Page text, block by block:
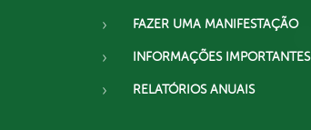
FAZER UMA MANIFESTAÇÃO
INFORMAÇÕES IMPORTANTES
RELATÓRIOS ANUAIS